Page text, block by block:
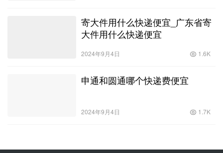
寄大件用什么快递便宜_广东省寄
大件用什么快递便宜
2024年9月4日 1.6K
申通和圆通哪个快递费便宜
2024年9月4日 1.7K